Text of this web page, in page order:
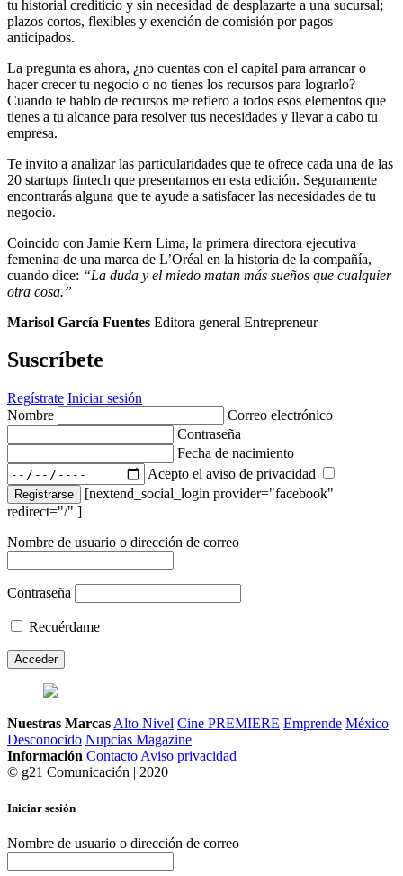
tu historial crediticio y sin necesidad de desplazarte a una sucursal;
plazos cortos, flexibles y exención de comisión por pagos
anticipados.
La pregunta es ahora, ¿no cuentas con el capital para arrancar o
hacer crecer tu negocio o no tienes los recursos para lograrlo?
Cuando te hablo de recursos me refiero a todos esos elementos que
tienes a tu alcance para resolver tus necesidades y llevar a cabo tu
empresa.
Te invito a analizar las particularidades que te ofrece cada una de las
20 startups fintech que presentamos en esta edición. Seguramente
encontrarás alguna que te ayude a satisfacer las necesidades de tu
negocio.
Coincido con Jamie Kern Lima, la primera directora ejecutiva
femenina de una marca de L’Oréal en la historia de la compañía,
cuando dice: “La duda y el miedo matan más sueños que cualquier
otra cosa.”
Marisol García Fuentes Editora general Entrepreneur
Suscríbete
Regístrate Iniciar sesión
Nombre
Correo electrónico
Contraseña
Fecha de nacimiento
Acepto el aviso de privacidad
Registrarse
[nextend_social_login provider="facebook"
redirect="/" ]
Nombre de usuario o dirección de correo
Contraseña
Recuérdame
Nuestras Marcas Alto Nivel Cine PREMIERE Emprende México
Desconocido Nupcias Magazine
Información Contacto Aviso privacidad
© g21 Comunicación | 2020
Iniciar sesión
Nombre de usuario o dirección de correo